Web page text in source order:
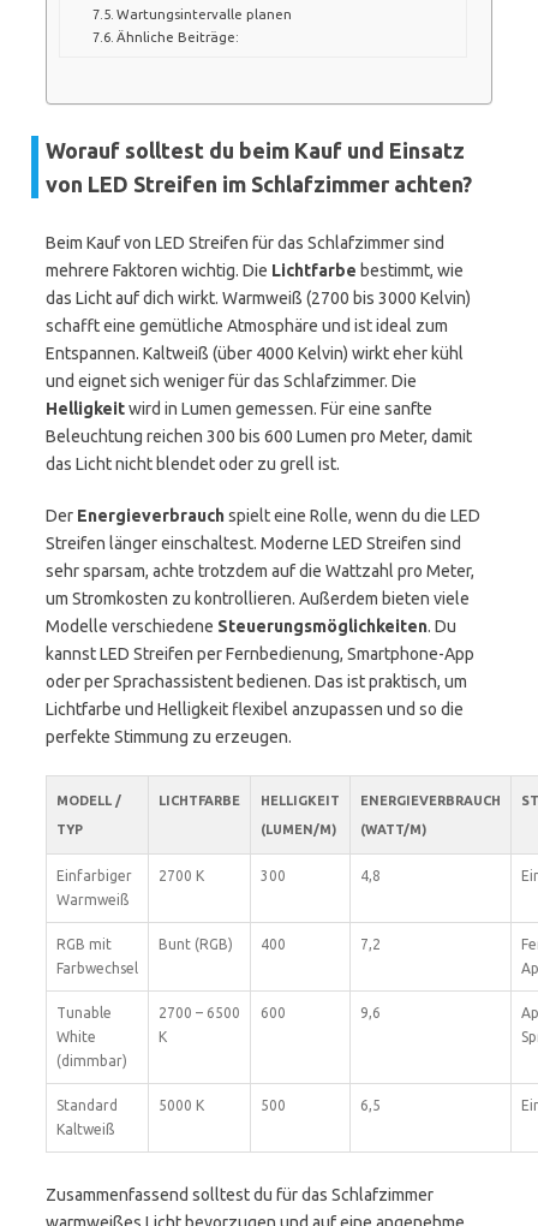
Wartungsintervalle planen
Ähnliche Beiträge:
Worauf solltest du beim Kauf und Einsatz
von LED Streifen im Schlafzimmer achten?
Beim Kauf von LED Streifen für das Schlafzimmer sind
mehrere Faktoren wichtig. Die Lichtfarbe bestimmt, wie
das Licht auf dich wirkt. Warmweiß (2700 bis 3000 Kelvin)
schafft eine gemütliche Atmosphäre und ist ideal zum
Entspannen. Kaltweiß (über 4000 Kelvin) wirkt eher kühl
und eignet sich weniger für das Schlafzimmer. Die
Helligkeitwird in Lumen gemessen. Für eine sanfte
Beleuchtung reichen 300 bis 600 Lumen pro Meter, damit
das Licht nicht blendet oder zu grell ist.
Der Energieverbrauchspielt eine Rolle, wenn du die LED
Streifen länger einschaltest. Moderne LED Streifen sind
sehr sparsam, achte trotzdem auf die Wattzahl pro Meter,
um Stromkosten zu kontrollieren. Außerdem bieten viele
Modelle verschiedene Steuerungsmöglichkeiten. Du
kannst LED Streifen per Fernbedienung, Smartphone-App
oder per Sprachassistent bedienen. Das ist praktisch, um
Lichtfarbe und Helligkeit flexibel anzupassen und so die
perfekte Stimmung zu erzeugen.
MODELL /
TYP
LICHTFARBE
HELLIGKEIT
(LUMEN/M)
ENERGIEVERBRAUCH
(WATT/M)
Einfarbiger
Warmweiß
2700 K 300 4,8
RGB mit
Farbwechsel
Bunt (RGB) 400 7,2
Tunable
White
(dimmbar)
2700 – 6500
K
600 9,6
Standard
Kaltweiß
5000 K 500 6,5
Zusammenfassend solltest du für das Schlafzimmer